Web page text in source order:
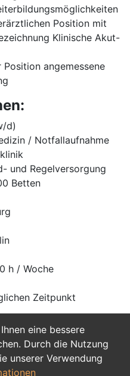
eine bessere
Durch die Nutzung
unserer Verwendung
Position mit
Klinische Akut-
angemessene
d)
/ Notfallaufnahme
und Regelversorgung
Betten
h / Woche
Zeitpunkt